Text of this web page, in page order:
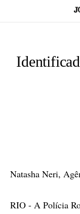
Natasha Neri,
RIO - A Polícia